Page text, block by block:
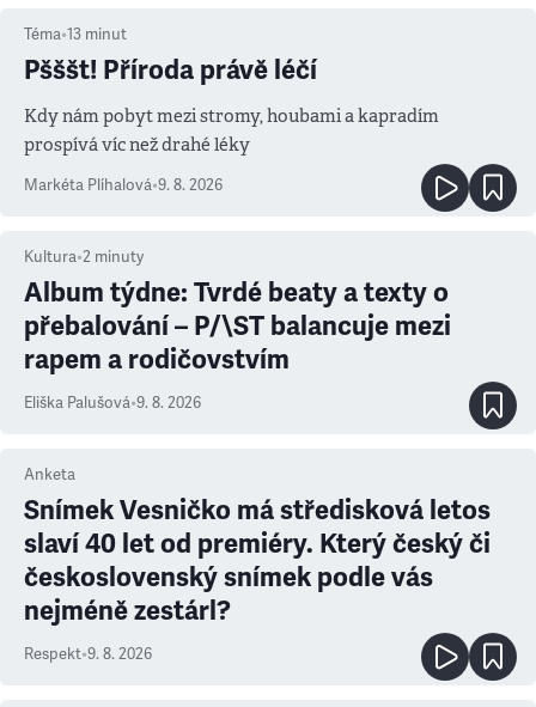
Téma•13 minut
Pšššt! Příroda právě léčí
Kdy nám pobyt mezi stromy, houbami a kapradím
prospívá víc než drahé léky
Markéta Plíhalová•9. 8. 2026
Kultura•2 minuty
Album týdne: Tvrdé beaty a texty o
přebalování – P/\ST balancuje mezi
rapem a rodičovstvím
Eliška Palušová•9. 8. 2026
Anketa
Snímek Vesničko má středisková letos
slaví 40 let od premiéry. Který český či
československý snímek podle vás
nejméně zestárl?
Respekt•9. 8. 2026